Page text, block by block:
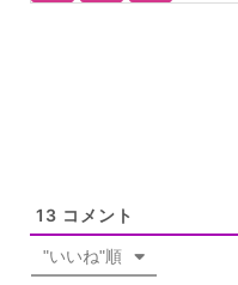
13 コメント
"いいね"順